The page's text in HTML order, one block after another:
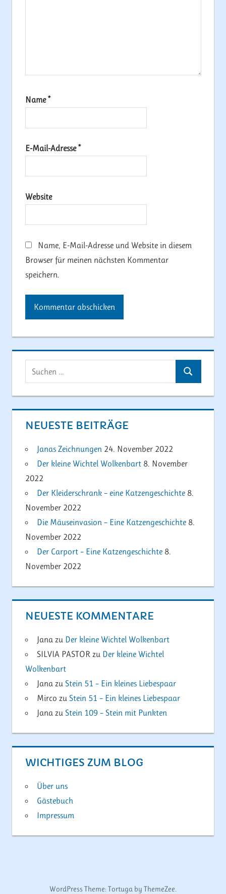
Name*
E-Mail-Adresse*
Website
Name, E-Mail-Adresse und Website in diesem
Browser für meinen nächsten Kommentar
speichern.
Suchen
nach:
Suchen
NEUESTE BEITRÄGE
Janas Zeichnungen 24. November 2022
Der kleine Wichtel Wolkenbart 8. November
2022
Der Kleiderschrank – eine Katzengeschichte 8.
November 2022
Die Mäuseinvasion – Eine Katzengeschichte 8.
November 2022
Der Carport – Eine Katzengeschichte 8.
November 2022
NEUESTE KOMMENTARE
Jana zu Der kleine Wichtel Wolkenbart
SILVIA PASTOR zu Der kleine Wichtel
Wolkenbart
Jana zu Stein 51 – Ein kleines Liebespaar
Mirco zu Stein 51 – Ein kleines Liebespaar
Jana zu Stein 109 – Stein mit Punkten
WICHTIGES ZUM BLOG
Über uns
Gästebuch
Impressum
WordPress Theme: Tortuga by ThemeZee.